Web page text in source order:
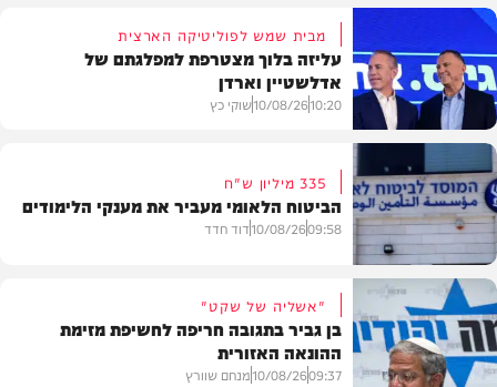
חדשות
מבית שמש לפוליטיקה הארצית
עליזה בלוך מצטרפת למפלגתם של
אדלשטיין וארדן
10:20
10/08/26שוקי כץ
חדשות
335 מיליון ש"ח
הביטוח הלאומי מעביר את מענקי הלימודים
09:58
10/08/26דוד חדד
"אשליה של שקט"
בן גביר בתגובה חריפה לחשיפת מזימת
ההונאה האזורית
09:37
10/08/26מנחם שוורץ